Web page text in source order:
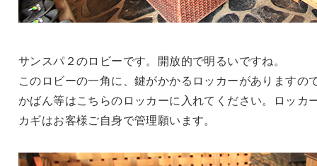
サンスパ２のロビーです。開放的で明るいですね。
このロビーの一角に、鍵がかかるロッカーがありますの
かばん等はこちらのロッカーに入れてください。ロッカ
カギはお客様ご自身で管理願います。